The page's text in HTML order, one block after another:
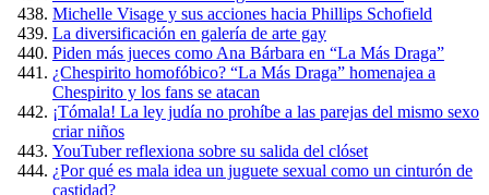
Michelle Visage y sus acciones hacia Phillips Schofield
La diversificación en galería de arte gay
Piden más jueces como Ana Bárbara en “La Más Draga”
¿Chespirito homofóbico? “La Más Draga” homenajea a
Chespirito y los fans se atacan
¡Tómala! La ley judía no prohíbe a las parejas del mismo sexo
criar niños
YouTuber reflexiona sobre su salida del clóset
¿Por qué es mala idea un juguete sexual como un cinturón de
castidad?